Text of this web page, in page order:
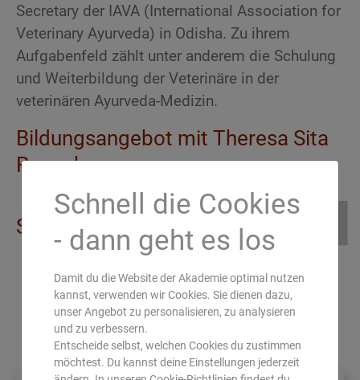
Secretary der IAVA (International Association for
Veterinary Ayurveda) in Odisha. Zu ihrem
Aufgabenfeld zählt unter anderem die Schulung
und Weiterbildung der Veterinäre in der
veterinären Ayurveda-Medizin.
Bildungsangebot mit Theresa Sita
Rosenberg
Seminare für Fortgeschrittene
Schnell die Cookies
- dann geht es los
Damit du die Website der Akademie optimal nutzen
kannst, verwenden wir Cookies. Sie dienen dazu,
unser Angebot zu personalisieren, zu analysieren
und zu verbessern.
Entscheide selbst, welchen Cookies du zustimmen
möchtest. Du kannst deine Einstellungen jederzeit